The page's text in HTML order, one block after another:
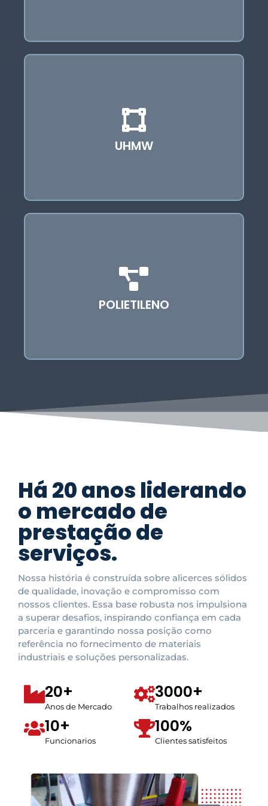
UHMW
engenharia excepcional, ideal para
aplicações que exigem alta resistência ao
desgaste, baixo atrito e impacto. Suas
conexões são utilizadas em casos específicos
POLIETILENO
aplicações devido à sua versatilidade, baixo
custo e propriedades únicas. Suas conexões
são componentes importantes em sistemas
de tubulação e outras aplicações industriais e
Há 20 anos liderando
o mercado de
prestação de
serviços.
Nossa história é construída sobre alicerces sólidos
de qualidade, inovação e compromisso com
nossos clientes. Essa base robusta nos impulsiona
a superar desafios, inspirando confiança em cada
parceria e garantindo nossa posição como
referência no fornecimento de materiais
industriais e soluções personalizadas.
20+
Anos de Mercado
3000+
Trabalhos realizados
10+
Funcionarios
100%
Clientes satisfeitos